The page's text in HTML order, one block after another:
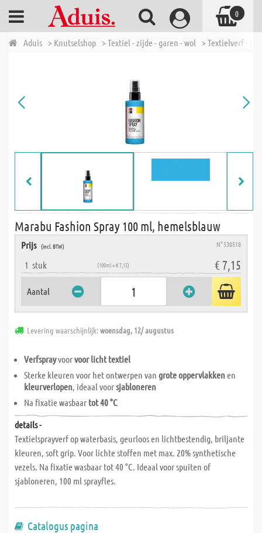
Aduis > Knutselshop > Textiel - zijde - garen - wol > Textielverf -
Marabu Fashion Spray 100 ml, hemelsblauw
Prijs (incl. BTW) N° 530518
1 stuk (100ml = € 7,15) € 7,15
Aantal
Levering waarschijnlijk:woensdag, 12/ augustus
Verfsprayvoorvoor licht textiel
Sterke kleuren voor het ontwerpen van grote oppervlakkenen
kleurverlopen, ideaal voorsjabloneren
Na fixatie wasbaar tot 40 °C
details -
Textielsprayverf op waterbasis, geurloos en lichtbestendig, briljante
kleuren, soft grip. Voor lichte stoffen met max. 20% synthetische
vezels. Na fixatie wasbaar tot 40 °C. Ideaal voor spuiten of
sjabloneren, 100 ml sprayfles.
Catalogus pagina
0